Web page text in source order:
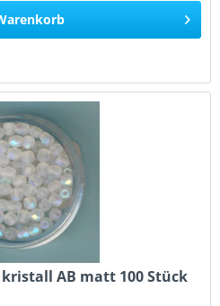
AB matt 100 Stück